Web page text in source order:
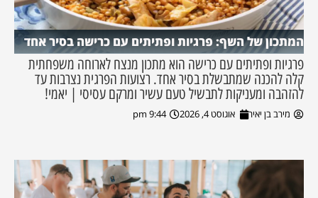
המתכון של השף: פרגיות ופתיתים עם כרישה בסיר אחד
פרגיות ופתיתים עם כרישה הוא מתכון מנצח לארוחה משפחתית
קלה להכנה שמתבשלת בסיר אחד. רצועות הפרגית נצרבות עד
להזהבה ומעניקות לתבשיל טעם עשיר ומרקם עסיסי | יאמי!
מירב בן יאיר אוגוסט 4, 2026 9:44 pm